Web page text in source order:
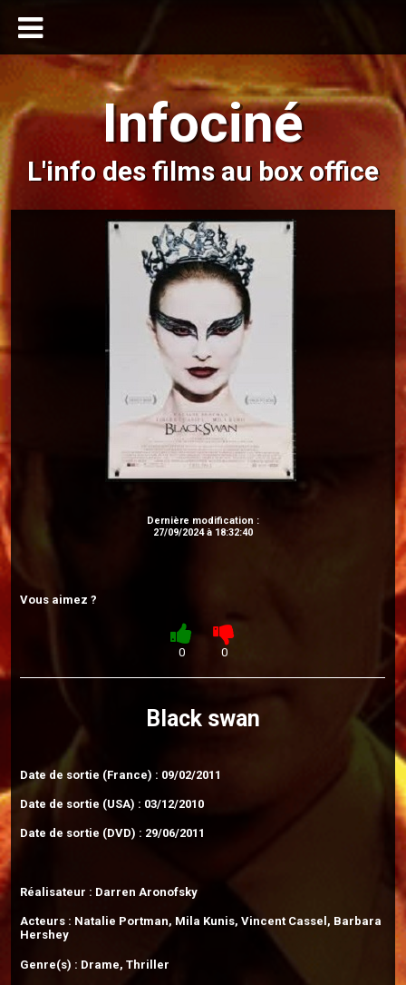
Infociné
L'info des films au box office
Dernière modification :
27/09/2024 à 18:32:40
Vous aimez ?
0 0
Black swan
Date de sortie (France) : 09/02/2011
Date de sortie (USA) : 03/12/2010
Date de sortie (DVD) : 29/06/2011
Réalisateur : Darren Aronofsky
Acteurs : Natalie Portman, Mila Kunis, Vincent Cassel, Barbara
Hershey
Genre(s) : Drame, Thriller